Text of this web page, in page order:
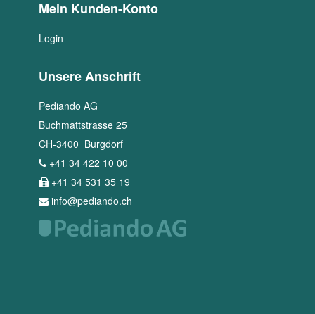
Mein Kunden-Konto
Login
Unsere Anschrift
Pediando AG
Buchmattstrasse 25
CH-3400 Burgdorf
+41 34 422 10 00
+41 34 531 35 19
info@pediando.ch